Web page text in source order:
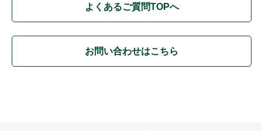
よくあるご質問TOPへ
お問い合わせはこちら